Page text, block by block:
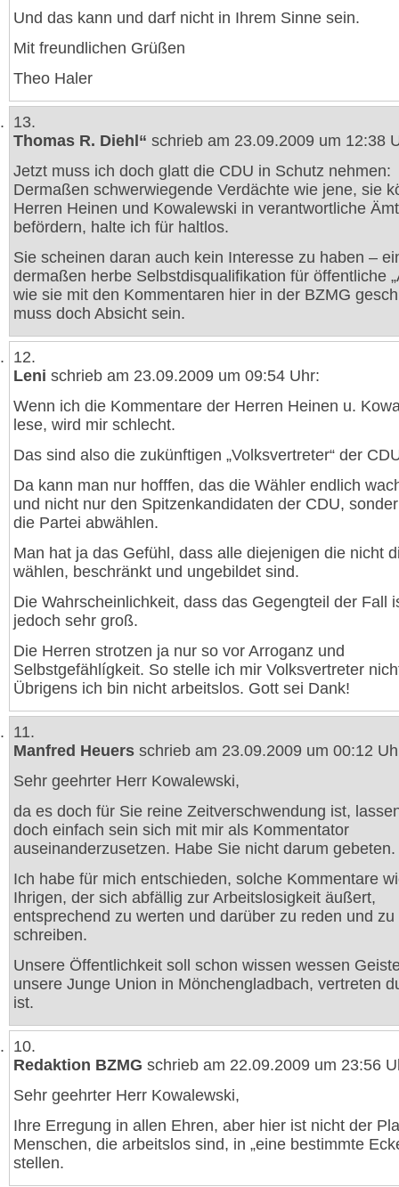
Und das kann und darf nicht in Ihrem Sinne sein.
Mit freundlichen Grüßen
Theo Haler
13.
Thomas R. Diehl“ schrieb am 23.09.2009 um 12:38
Jetzt muss ich doch glatt die CDU in Schutz nehmen:
Dermaßen schwerwiegende Verdächte wie jene, sie
Herren Heinen und Kowalewski in verantwortliche
befördern, halte ich für haltlos.
Sie scheinen daran auch kein Interesse zu haben –
dermaßen herbe Selbstdisqualifikation für öffentliche
wie sie mit den Kommentaren hier in der BZMG
muss doch Absicht sein.
12.
Leni schrieb am 23.09.2009 um 09:54 Uhr:
Wenn ich die Kommentare der Herren Heinen u.
lese, wird mir schlecht.
Das sind also die zukünftigen „Volksvertreter“ der
Da kann man nur hofffen, das die Wähler endlich
und nicht nur den Spitzenkandidaten der CDU,
die Partei abwählen.
Man hat ja das Gefühl, dass alle diejenigen die nicht
wählen, beschränkt und ungebildet sind.
Die Wahrscheinlichkeit, dass das Gegengteil der Fall
jedoch sehr groß.
Die Herren strotzen ja nur so vor Arroganz und
Selbstgefählígkeit. So stelle ich mir Volksvertreter
Übrigens ich bin nicht arbeitslos. Gott sei Dank!
11.
Manfred Heuers schrieb am 23.09.2009 um 00:12
Sehr geehrter Herr Kowalewski,
da es doch für Sie reine Zeitverschwendung ist,
doch einfach sein sich mit mir als Kommentator
auseinanderzusetzen. Habe Sie nicht darum gebeten.
Ich habe für mich entschieden, solche Kommentare
Ihrigen, der sich abfällig zur Arbeitslosigkeit äußert,
entsprechend zu werten und darüber zu reden und zu
schreiben.
Unsere Öffentlichkeit soll schon wissen wessen
unsere Junge Union in Mönchengladbach, vertreten
ist.
10.
Redaktion BZMG schrieb am 22.09.2009 um 23:56
Sehr geehrter Herr Kowalewski,
Ihre Erregung in allen Ehren, aber hier ist nicht der
Menschen, die arbeitslos sind, in „eine bestimmte
stellen.